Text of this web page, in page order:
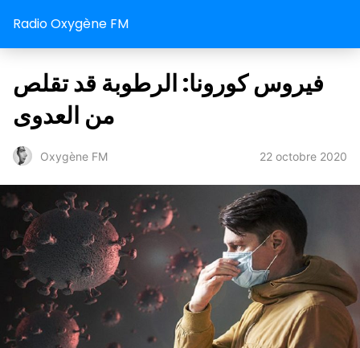
Radio Oxygène FM
فيروس كورونا: الرطوبة قد تقلص
من العدوى
Oxygène FM 22 octobre 2020